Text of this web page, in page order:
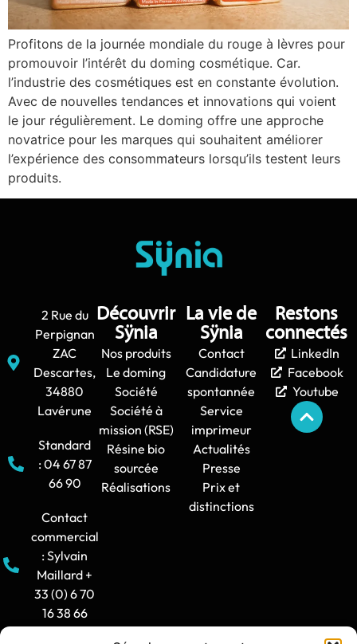
Profitons de la journée mondiale du rouge à lèvres pour
promouvoir l’intérêt du doming cosmétique. Car.
l’industrie des cosmétiques est en constante évolution.
Avec de nouvelles tendances et innovations qui voient
le jour régulièrement. Le doming offre une approche
novatrice pour les marques qui souhaitent améliorer
l’expérience des consommateurs lorsqu’ils testent leurs
produits.
2 Rue du
Perpignan
ZAC
Descartes,
34880
Lavérune
Standard
: 04 67 87
66 90
Contact
commercial
: Sylvain
Maillard +
33 (0) 6 70
16 38 66
Découvrir
Sÿnia
Nos produits
Le doming
Société
Société à
mission (RSE)
Résine bio
sourcée
Réalisations
La vie de
Sÿnia
Contact
Candidature
spontannée
Service
imprimeur
Actualités
Presse
Prix et
distinctions
Restons
connectés
LinkedIn
Facebook
Youtube